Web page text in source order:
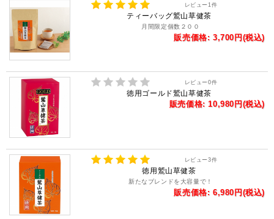
レビュー 1 件
ティーバッグ鷲山草健茶
月間限定個数２００
販売価格: 3,700円(税込)
レビュー0件
徳用ゴールド鷲山草健茶
販売価格: 10,980円(税込)
レビュー3件
徳用鷲山草健茶
新たなブレンドを大容量で！
販売価格: 6,980円(税込)